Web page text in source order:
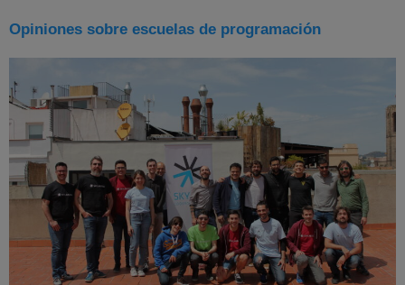
Opiniones sobre escuelas de programación